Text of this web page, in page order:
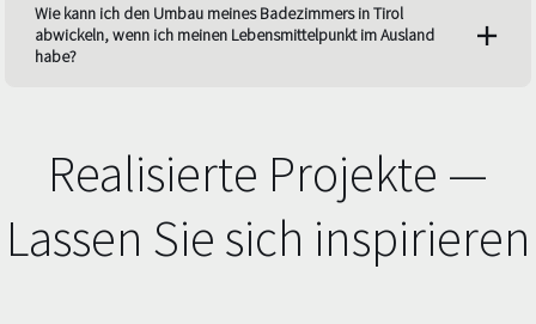
Wie kann ich den Umbau meines Badezimmers in Tirol
abwickeln, wenn ich meinen Lebensmittelpunkt im Ausland
habe?
Realisierte Projekte —
Lassen Sie sich inspirieren